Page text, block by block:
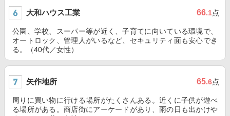
大和ハウス工業 66.1点
公園、学校、スーパー等が近く、子育てに向いている環境で、
オートロック、管理人がいるなど、セキュリティ面も安心でき
る。（40代／女性）
矢作地所 65.6点
周りに買い物に行ける場所がたくさんある。近くに子供が遊べ
る場所がある。商店街にアーケードがあり、雨の日も出かけや